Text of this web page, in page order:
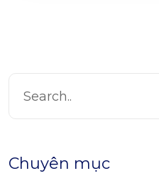
Chuyên mục